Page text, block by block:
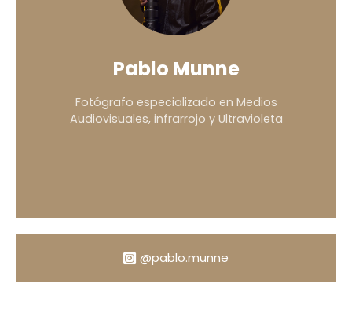
Pablo Munne
Fotógrafo especializado en Medios
Audiovisuales, infrarrojo y Ultravioleta
@pablo.munne